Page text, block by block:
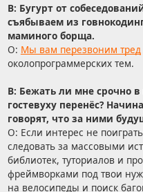
В: Бугурт от
съябываем из
маминого борща.
О: Мы вам перезвоним тред
околопрограммерских тем.
В: Бежать ли мне срочно в
гостевуху перенёс?
говорят, что за ними
О: Если интерес не
следовать за массовыми
библиотек, туториалов и
фреймворками под твои
на велосипеды и поиск